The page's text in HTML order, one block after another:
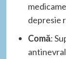
depresie
Comă: